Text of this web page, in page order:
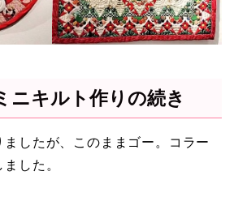
ニキルト作りの続き
したが、このままゴー。コラー
した。